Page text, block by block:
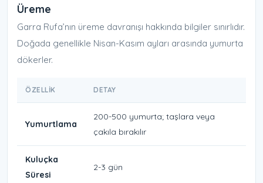
Üreme
Garra Rufa’nın üreme davranışı hakkında bilgiler sınırlıdır.
Doğada genellikle Nisan-Kasım ayları arasında yumurta
dökerler.
ÖZELLIK DETAY
Yumurtlama
200-500 yumurta; taşlara veya
çakıla bırakılır
Kuluçka
Süresi
2-3 gün